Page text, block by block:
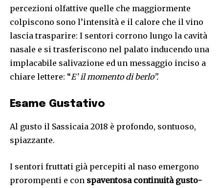
percezioni olfattive quelle che maggiormente
colpiscono sono l’intensità e il calore che il vino
lascia trasparire: I sentori corrono lungo la cavità
nasale e si trasferiscono nel palato inducendo una
implacabile salivazione ed un messaggio inciso a
chiare lettere: “E’ il momento di berlo”.
Esame Gustativo
Al gusto il Sassicaia 2018 è profondo, sontuoso,
spiazzante.
I sentori fruttati già percepiti al naso emergono
prorompenti e con spaventosa continuità gusto-